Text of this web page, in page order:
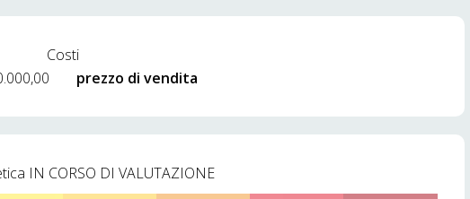
Costi
prezzo di vendita
IN CORSO DI VALUTAZIONE